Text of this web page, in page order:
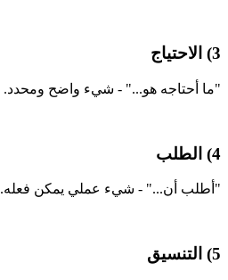
3) الاحتياج
"ما أحتاجه هو..." - شيء واضح ومحدد.
4) الطلب
"أطلب أن..." - شيء عملي يمكن فعله.
5) التنسيق